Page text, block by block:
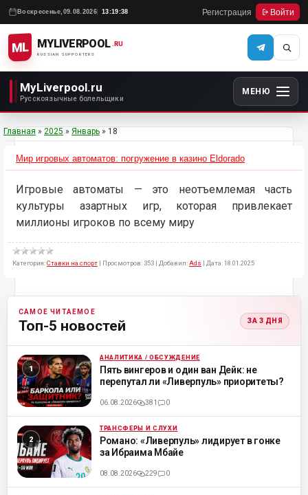
Воскресенье, 09.08.2026 13:19:38 Регистрация Войти
ML MYLIVERPOOL
RUSSIAN SUPPORTERS
.RU
MyLiverpool.ru
Русскоязычные болельщики
МЕНЮ
Главная » 2025 » Январь » 18
Мир игровых автоматов: погружение в казино Eldorado
Игровые автоматы — это неотъемлемая часть
культуры азартных игр, которая привлекает
миллионы игроков по всему миру
Категория:Ставки на спорт | Просмотров: 353 | Добавил:Ads | Дата:18.01.2025
САМОЕ ЧИТАЕМОЕ
Топ-5 новостей ЗА 3 ДНЯ
ML АНАЛИТИКА / ОБСУЖДЕНИЕ
Пять вингеров и один ван Дейк: не
перепутал ли «Ливерпуль» приоритеты?
06.08.2026 381 0
ML ТРАНСФЕРЫ И СЛУХИ
Романо: «Ливерпуль» лидирует в гонке
за Ибраима Мбайе
08.08.2026 229 0